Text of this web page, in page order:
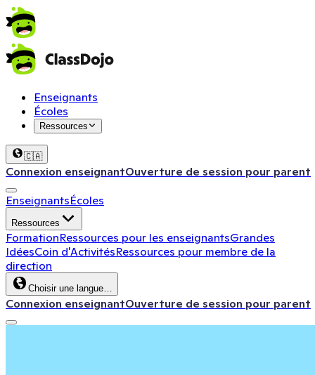
Enseignants
Écoles
Ressources
🇨🇦
Connexion enseignantOuverture de session pour parent
EnseignantsÉcoles
Ressources
FormationRessources pour les enseignantsGrandes
IdéesCoin d'ActivitésRessources pour membre de la
direction
Choisir une langue…
Connexion enseignantOuverture de session pour parent